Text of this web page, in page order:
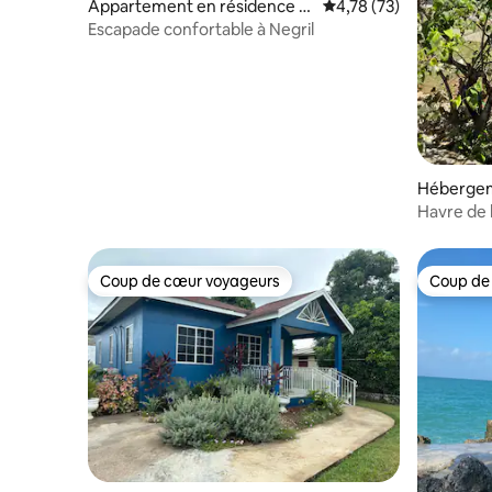
Appartement en résidence ⋅
Negril
Évaluation moyenne
4,78 (73)
Escapade confortable à Negril
Havre de
Coup de cœur voyageurs
Coup de cœur voyageurs Coup
Coup